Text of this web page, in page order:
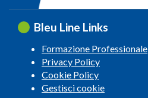
Bleu Line Links
Formazione Professionale
Privacy Policy
Cookie Policy
Gestisci cookie